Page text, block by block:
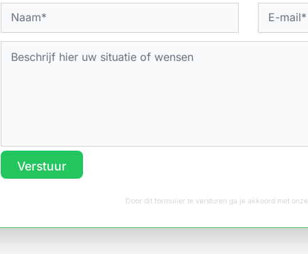
Verstuur
Door dit formulier te versturen ga je akkoord met onze